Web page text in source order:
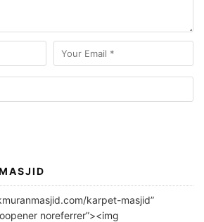
karpet-masjid”
noreferrer”><img